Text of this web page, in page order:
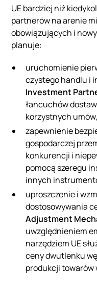
UE bardziej niż
partnerów na arenie
obowiązujących i
planuje:
uruchomienie
czystego handlu i
Investment
łańcuchów
korzystnych umów,
zapewnienie
gospodarczej
konkurencji i
pomocą szeregu
innych
uproszczenie i
dostosowywania
Adjustment
uwzględnieniem
narzędziem UE
ceny dwutlenku
produkcji towarów